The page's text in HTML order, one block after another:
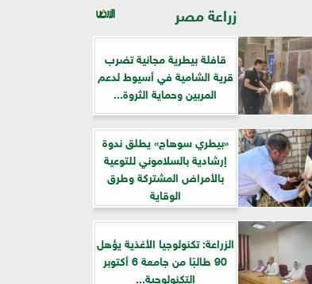
زراعة مصر
قافلة بيطرية مجانية تضرب
قرية الشامية في أسيوط لدعم
المربين وحماية الثروة...
«بيطري سوهاج» يطلق ندوة
إرشادية بالسلاموني للتوعية
بالأمراض المشتركة وطرق
الوقاية
الزراعة: تكنولوجيا الأغذية يؤهل
90 طالبًا من جامعة 6 أكتوبر
التكنولوجية...